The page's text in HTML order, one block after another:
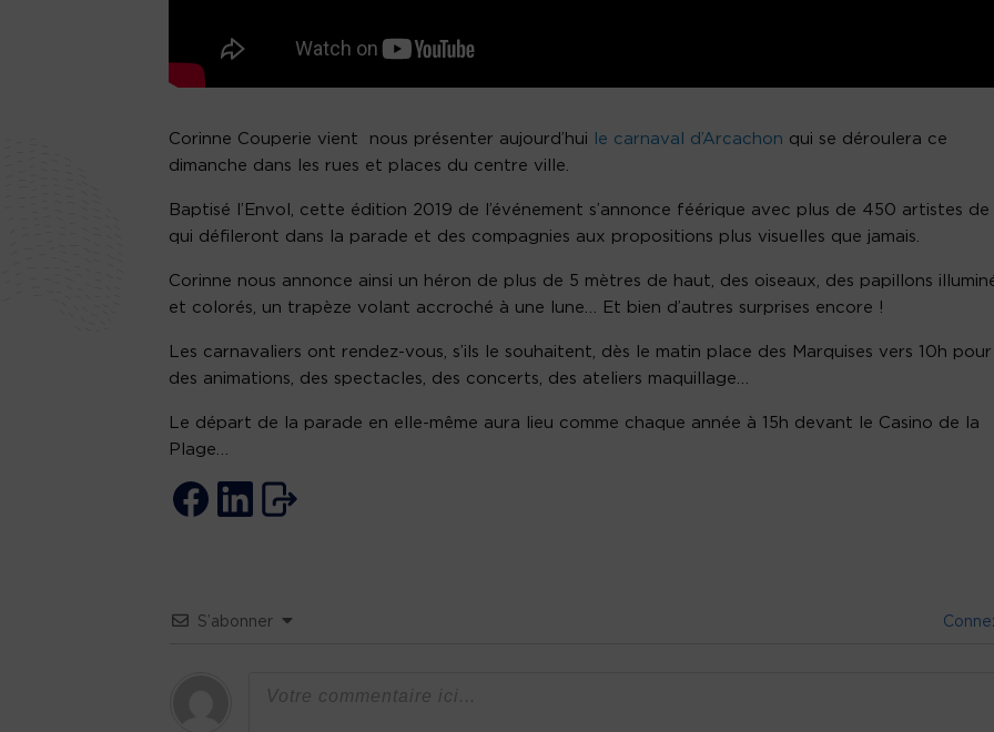
Corinne Couperie vient nous présenter aujourd’hui le carnaval d’Arcachon qui se déroulera ce
dimanche dans les rues et places du centre ville.
Baptisé l’Envol, cette édition 2019 de l’événement s’annonce féérique avec plus de 450 artistes de
qui défileront dans la parade et des compagnies aux propositions plus visuelles que jamais.
Corinne nous annonce ainsi un héron de plus de 5 mètres de haut, des oiseaux, des papillons
et colorés, un trapèze volant accroché à une lune… Et bien d’autres surprises encore !
Les carnavaliers ont rendez-vous, s’ils le souhaitent, dès le matin place des Marquises vers 10h pour
des animations, des spectacles, des concerts, des ateliers maquillage…
Le départ de la parade en elle-même aura lieu comme chaque année à 15h devant le Casino de la
Plage…
S’abonner